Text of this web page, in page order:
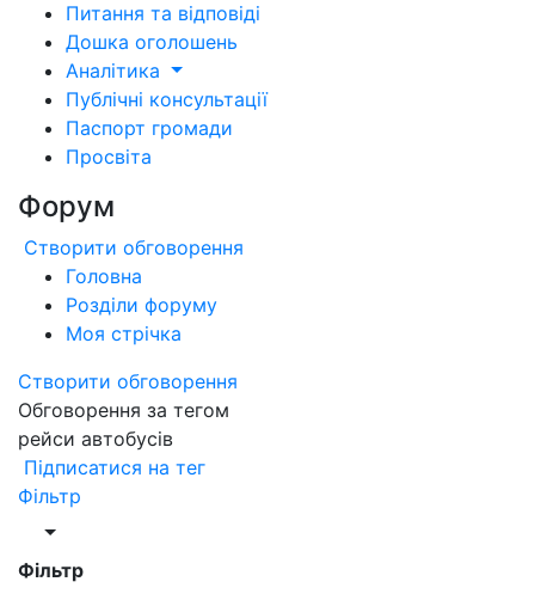
Питання та відповіді
Дошка оголошень
Аналітика
Публічні консультації
Паспорт громади
Просвіта
Форум
Створити обговорення
Головна
Розділи форуму
Моя стрічка
Створити обговорення
Обговорення за тегом
рейси автобусів
Підписатися на тег
Фільтр
Фільтр